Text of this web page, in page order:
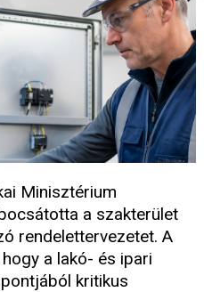
Minisztérium
a szakterület
rendelettervezetet. A
a lakó- és ipari
kritikus